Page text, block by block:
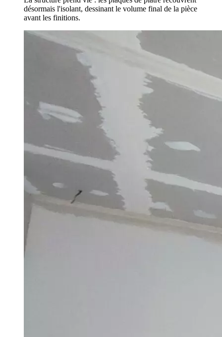
désormais l'isolant, dessinant le volume final de la pièce
avant les finitions.